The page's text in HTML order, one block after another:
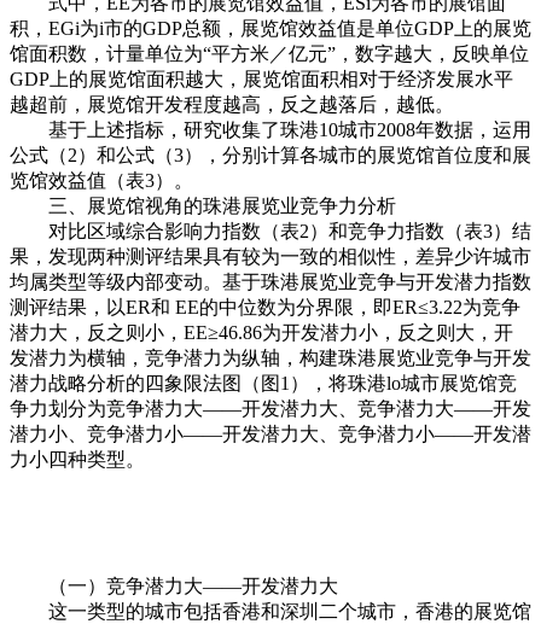
积，EGi为i市的GDP总额，展览馆效益值是单位GDP上的展览
馆面积数，计量单位为“平方米／亿元”，数字越大，反映单位
GDP上的展览馆面积越大，展览馆面积相对于经济发展水平
越超前，展览馆开发程度越高，反之越落后，越低。
基于上述指标，研究收集了珠港10城市2008年数据，运用
公式（2）和公式（3），分别计算各城市的展览馆首位度和展
览馆效益值（表3）。
三、展览馆视角的珠港展览业竞争力分析
对比区域综合影响力指数（表2）和竞争力指数（表3）结
果，发现两种测评结果具有较为一致的相似性，差异少许城市
均属类型等级内部变动。基于珠港展览业竞争与开发潜力指数
测评结果，以ER和 EE的中位数为分界限，即ER≤3.22为竞争
潜力大，反之则小，EE≥46.86为开发潜力小，反之则大，开
发潜力为横轴，竞争潜力为纵轴，构建珠港展览业竞争与开发
潜力战略分析的四象限法图（图1），将珠港lo城市展览馆竞
争力划分为竞争潜力大——开发潜力大、竞争潜力大——开发
潜力小、竞争潜力小——开发潜力大、竞争潜力小——开发潜
力小四种类型。
（一）竞争潜力大——开发潜力大
这一类型的城市包括香港和深圳二个城市，香港的展览馆